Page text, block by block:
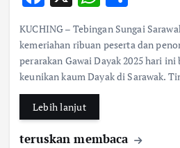
ac
e
b
o
o
k
at
s
A
p
ar
e
KUCHING – Tebingan Sungai
kemeriahan ribuan peserta dan
perarakan Gawai Dayak 2025 hari
keunikan kaum Dayak di Sarawak.
Lebih lanjut
teruskan membaca